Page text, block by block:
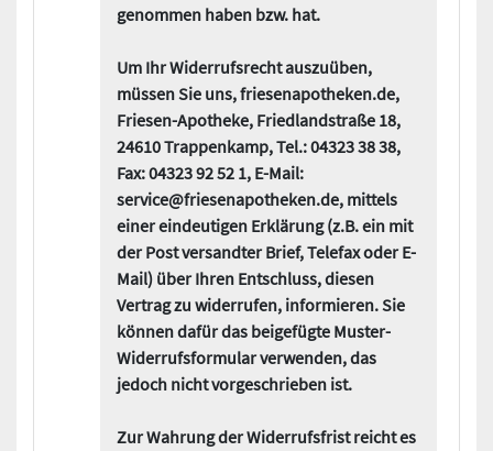
genommen haben bzw. hat.
Um Ihr Widerrufsrecht auszuüben,
müssen Sie uns, friesenapotheken.de,
Friesen-Apotheke, Friedlandstraße 18,
24610 Trappenkamp, Tel.: 04323 38 38,
Fax: 04323 92 52 1, E-Mail:
service@friesenapotheken.de, mittels
einer eindeutigen Erklärung (z.B. ein mit
der Post versandter Brief, Telefax oder E-
Mail) über Ihren Entschluss, diesen
Vertrag zu widerrufen, informieren. Sie
können dafür das beigefügte Muster-
Widerrufsformular verwenden, das
jedoch nicht vorgeschrieben ist.
Zur Wahrung der Widerrufsfrist reicht es